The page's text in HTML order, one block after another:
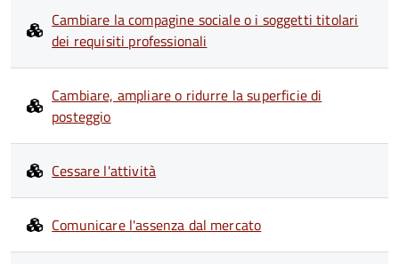
Cambiare la compagine sociale o i soggetti titolari
dei requisiti professionali
Cambiare, ampliare o ridurre la superficie di
posteggio
Cessare l'attività
Comunicare l'assenza dal mercato